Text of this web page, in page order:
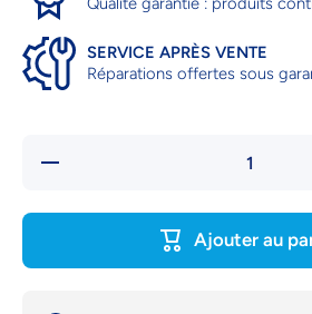
SERVICE APRÈS VENTE
Réparations offertes sous
Réduire la
Ajouter au